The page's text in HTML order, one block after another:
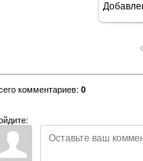
комментариев: 0